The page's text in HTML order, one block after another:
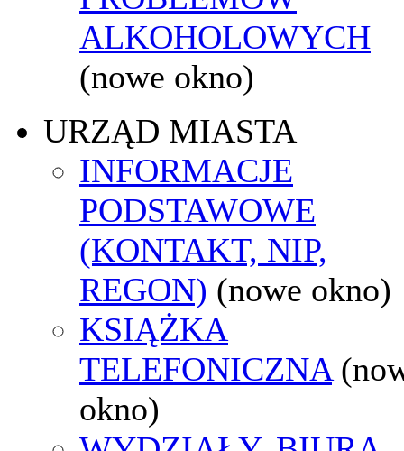
ALKOHOLOWYCH
(nowe okno)
URZĄD MIASTA
INFORMACJE
PODSTAWOWE
(KONTAKT, NIP,
REGON) (nowe okno)
KSIĄŻKA
TELEFONICZNA
okno)